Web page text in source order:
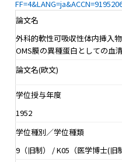
論文名
外科的軟性可吸収性体内挿入
OMS膜の異種蛋白としての血
論文名(欧文)
学位授与年度
1952
学位種別／学位種類
9（旧制） / K05（医学博士(旧制